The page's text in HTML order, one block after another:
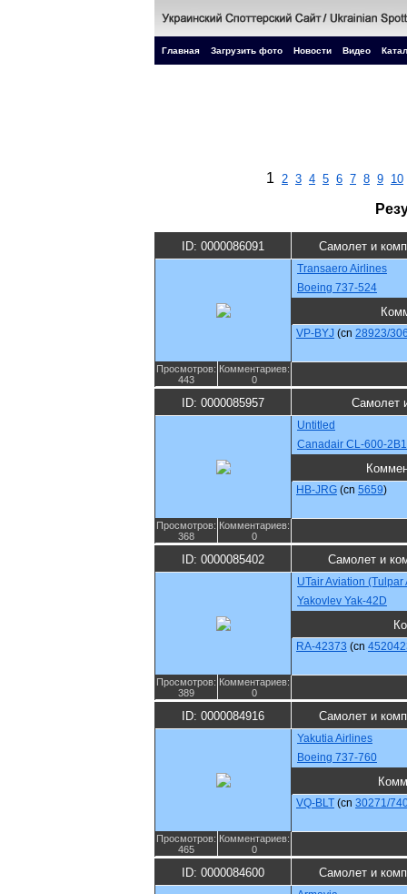
Главная Загрузить фото Новости Видео
1 2 3 4 5 6 7 8 9 10
ID: 0000086091 Самолет и
Transaero Airlines
Boeing 737-524
VP-BYJ (cn 28923/
Просмотров:
443
Комментариев:
0
ID: 0000085957 Самолет
Untitled
Canadair CL-600-
HB-JRG (cn 5659)
Просмотров:
368
Комментариев:
0
ID: 0000085402 Самолет и
UTair Aviation (Tulpar
Yakovlev Yak-42D
RA-42373 (cn
Просмотров:
389
Комментариев:
0
ID: 0000084916 Самолет и
Yakutia Airlines
Boeing 737-760
VQ-BLT (cn 30271/
Просмотров:
465
Комментариев:
0
ID: 0000084600 Самолет и